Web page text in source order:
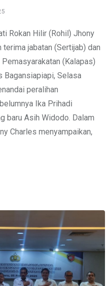
Rokan Hilir (Rohil) Jhony
jabatan (Sertijab) dan
(Kalapas)
Bagansiapiapi, Selasa
peralihan
Ika Prihadi
baru Asih Widodo. Dalam
Charles menyampaikan,